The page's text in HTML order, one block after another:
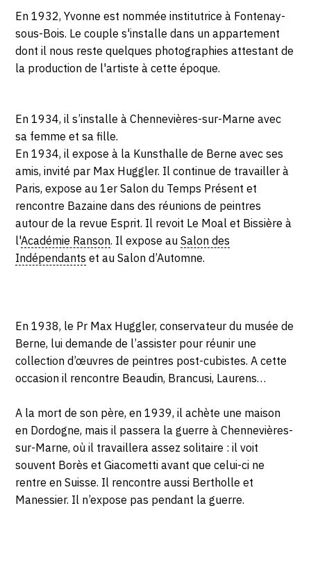
En 1932, Yvonne est nommée institutrice à Fontenay-
sous-Bois. Le couple s'installe dans un appartement
dont il nous reste quelques photographies attestant de
la production de l'artiste à cette époque.
En 1934, il s’installe à Chennevières-sur-Marne avec
sa femme et sa fille.
En 1934, il expose à la Kunsthalle de Berne avec ses
amis, invité par Max Huggler. Il continue de travailler à
Paris, expose au 1er Salon du Temps Présent et
rencontre Bazaine dans des réunions de peintres
autour de la revue Esprit. Il revoit Le Moal et Bissière à
l'Académie Ranson. Il expose auSalon des
Indépendants et au Salon d’Automne.
En 1938, le Pr Max Huggler, conservateur du musée de
Berne, lui demande de l’assister pour réunir une
collection d’œuvres de peintres post-cubistes. A cette
occasion il rencontre Beaudin, Brancusi, Laurens…
A la mort de son père, en 1939, il achète une maison
en Dordogne, mais il passera la guerre à Chennevières-
sur-Marne, où il travaillera assez solitaire : il voit
souvent Borès et Giacometti avant que celui-ci ne
rentre en Suisse. Il rencontre aussi Bertholle et
Manessier. Il n’expose pas pendant la guerre.